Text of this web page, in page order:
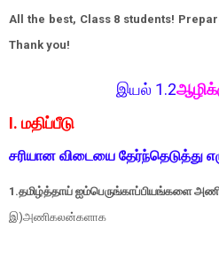
All the best, Class 8 students!
Thank you!
இயல் 1.2
I. மதிப்பீடு
சரியான விடையை தேர்ந்தெடுத்து
1.தமிழ்த்தாய் ஐம்பெருங்காப்பியங்களை
இ)அணிகலன்களாக